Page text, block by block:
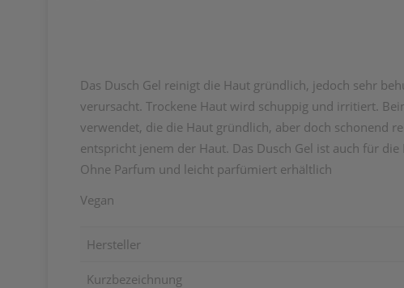
Das Dusch Gel reinigt die Haut gründlich, jedoch sehr
verursacht. Trockene Haut wird schuppig und irritiert.
verwendet, die die Haut gründlich, aber doch schonend
entspricht jenem der Haut. Das Dusch Gel ist auch für die
Ohne Parfum und leicht parfümiert erhältlich
Vegan
Hersteller
Kurzbezeichnung